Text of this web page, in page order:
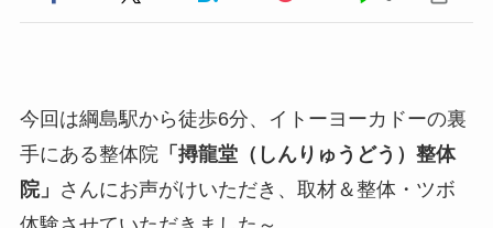
今回は綱島駅から徒歩6分、イトーヨーカドーの裏
手にある整体院「撏龍堂（しんりゅうどう） 整体
院」 さんにお声がけいただき、取材＆整体・ツボ